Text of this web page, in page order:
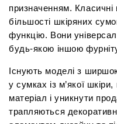
призначенням. Класичні
більшості шкіряних
функцію. Вони
будь-якою іншою
Існують моделі з
у сумках із м’якої
матеріал і уникнути
трапляються